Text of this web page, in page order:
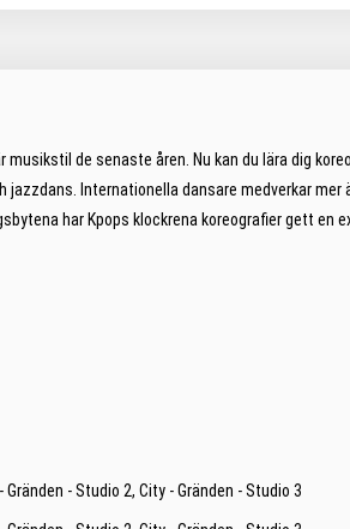
de senaste åren. Nu kan du lära dig
Internationella dansare medverkar
har Kpops klockrena koreografier gett
Gränden - Studio 2, City - Gränden - Studio 3